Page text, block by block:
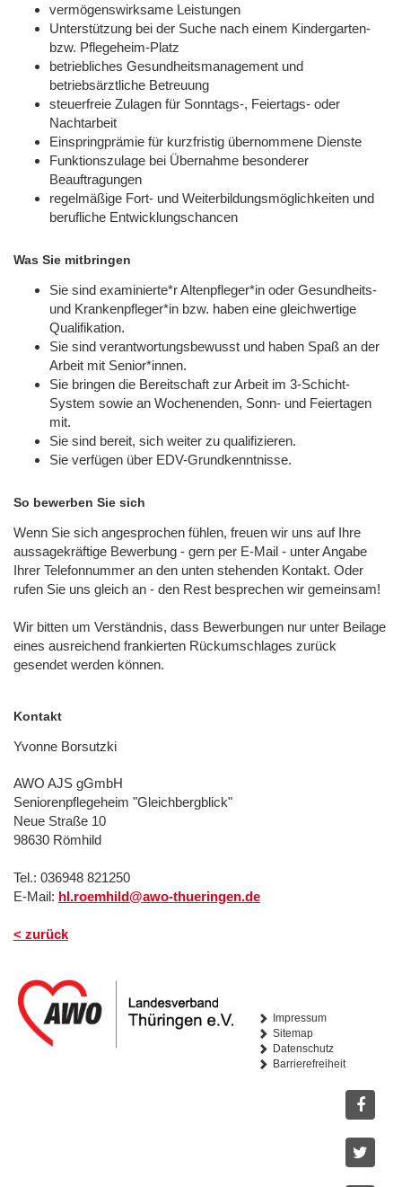
vermögenswirksame Leistungen
Unterstützung bei der Suche nach einem Kindergarten-
bzw. Pflegeheim-Platz
betriebliches Gesundheitsmanagement und
betriebsärztliche Betreuung
steuerfreie Zulagen für Sonntags-, Feiertags- oder
Nachtarbeit
Einspringprämie für kurzfristig übernommene Dienste
Funktionszulage bei Übernahme besonderer
Beauftragungen
regelmäßige Fort- und Weiterbildungsmöglichkeiten und
berufliche Entwicklungschancen
Was Sie mitbringen
Sie sind examinierte*r Altenpfleger*in oder Gesundheits-
und Krankenpfleger*in bzw. haben eine gleichwertige
Qualifikation.
Sie sind verantwortungsbewusst und haben Spaß an der
Arbeit mit Senior*innen.
Sie bringen die Bereitschaft zur Arbeit im 3-Schicht-
System sowie an Wochenenden, Sonn- und Feiertagen
mit.
Sie sind bereit, sich weiter zu qualifizieren.
Sie verfügen über EDV-Grundkenntnisse.
So bewerben Sie sich
Wenn Sie sich angesprochen fühlen, freuen wir uns auf Ihre
aussagekräftige Bewerbung - gern per E-Mail - unter Angabe
Ihrer Telefonnummer an den unten stehenden Kontakt. Oder
rufen Sie uns gleich an - den Rest besprechen wir gemeinsam!
Wir bitten um Verständnis, dass Bewerbungen nur unter Beilage
eines ausreichend frankierten Rückumschlages zurück
gesendet werden können.
Kontakt
Yvonne Borsutzki
AWO AJS gGmbH
Seniorenpflegeheim "Gleichbergblick"
Neue Straße 10
98630 Römhild
Tel.: 036948 821250
E-Mail: hl.roemhild@awo-thueringen.de
< zurück
Impressum
Sitemap
Datenschutz
Barrierefreiheit